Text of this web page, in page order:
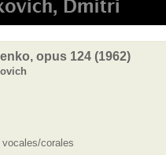
opus 124 (1962)
corales